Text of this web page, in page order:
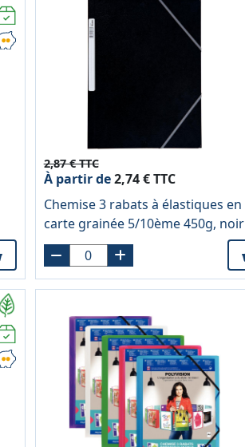
2,87 € TTC
À partir de2,74 € TTC
Chemise 3 rabats à élastiques en
carte grainée 5/10ème 450g, noir